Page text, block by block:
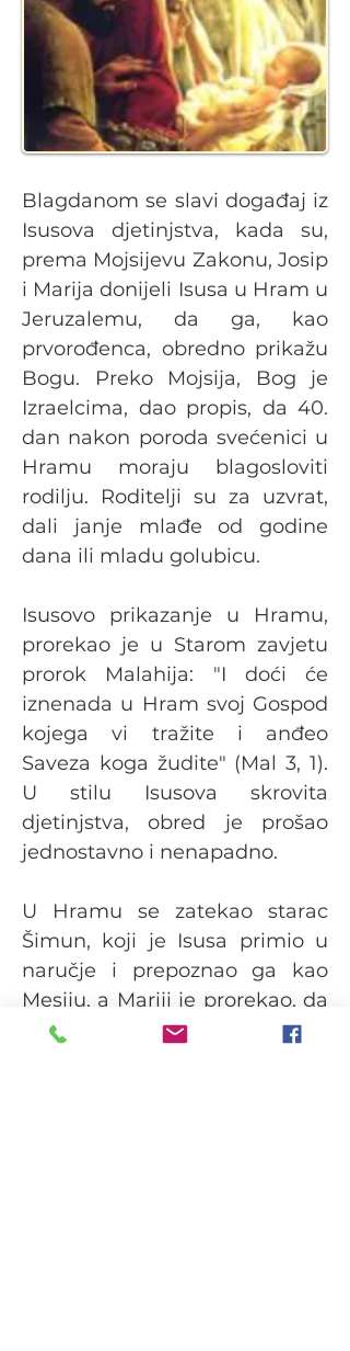
Blagdanom se slavi događaj iz
Isusova djetinjstva, kada su,
prema Mojsijevu Zakonu, Josip
i Marija donijeli Isusa u Hram u
Jeruzalemu, da ga, kao
prvorođenca, obredno prikažu
Bogu. Preko Mojsija, Bog je
Izraelcima, dao propis, da 40.
dan nakon poroda svećenici u
Hramu moraju blagosloviti
rodilju. Roditelji su za uzvrat,
dali janje mlađe od godine
dana ili mladu golubicu.
Isusovo prikazanje u Hramu,
prorekao je u Starom zavjetu
prorok Malahija: "I doći će
iznenada u Hram svoj Gospod
kojega vi tražite i anđeo
Saveza koga žudite" (Mal 3, 1).
U stilu Isusova skrovita
djetinjstva, obred je prošao
jednostavno i nenapadno.
U Hramu se zatekao starac
Šimun, koji je Isusa primio u
naručje i prepoznao ga kao
Mesiju, a Mariji je prorekao, da
će mnogo patiti, riječima: „Mač